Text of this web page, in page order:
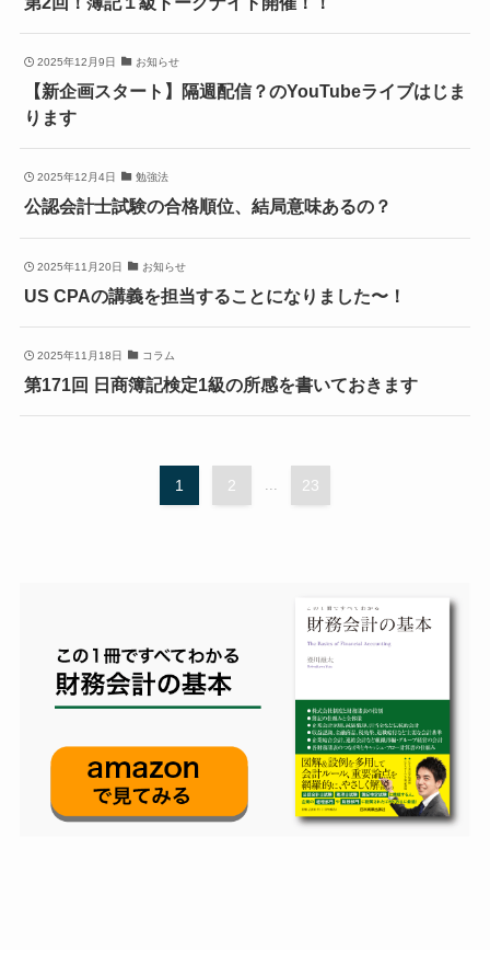
2025年12月9日 お知らせ
【新企画スタート】隔週配信？のYouTubeライブはじま
ります
2025年12月4日 勉強法
公認会計士試験の合格順位、結局意味あるの？
2025年11月20日 お知らせ
US CPAの講義を担当することになりました〜！
2025年11月18日 コラム
第171回 日商簿記検定1級の所感を書いておきます
1 2 ... 23